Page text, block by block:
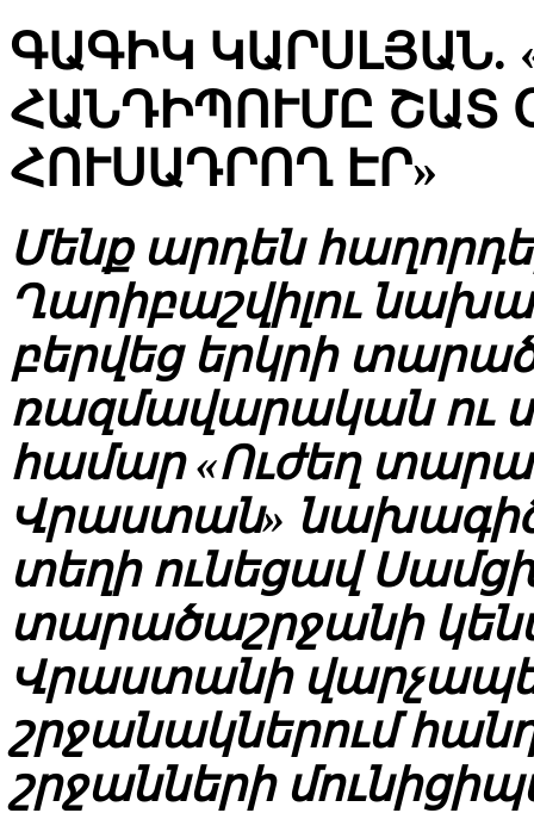
ԳԱԳԻԿ ԿԱՐՍԼՅԱՆ.
ՀԱՆԴԻՊՈՒՄԸ ՇԱՏ
ՀՈՒՍԱԴՐՈՂ ԷՐ»
Մենք արդեն
Ղարիբաշվիլու
բերվեց երկրի
ռազմավարական ու
համար «Ուժեղ
Վրաստան»
տեղի ունեցավ
տարածաշրջանի
Վրաստանի
շրջանակներում
շրջանների